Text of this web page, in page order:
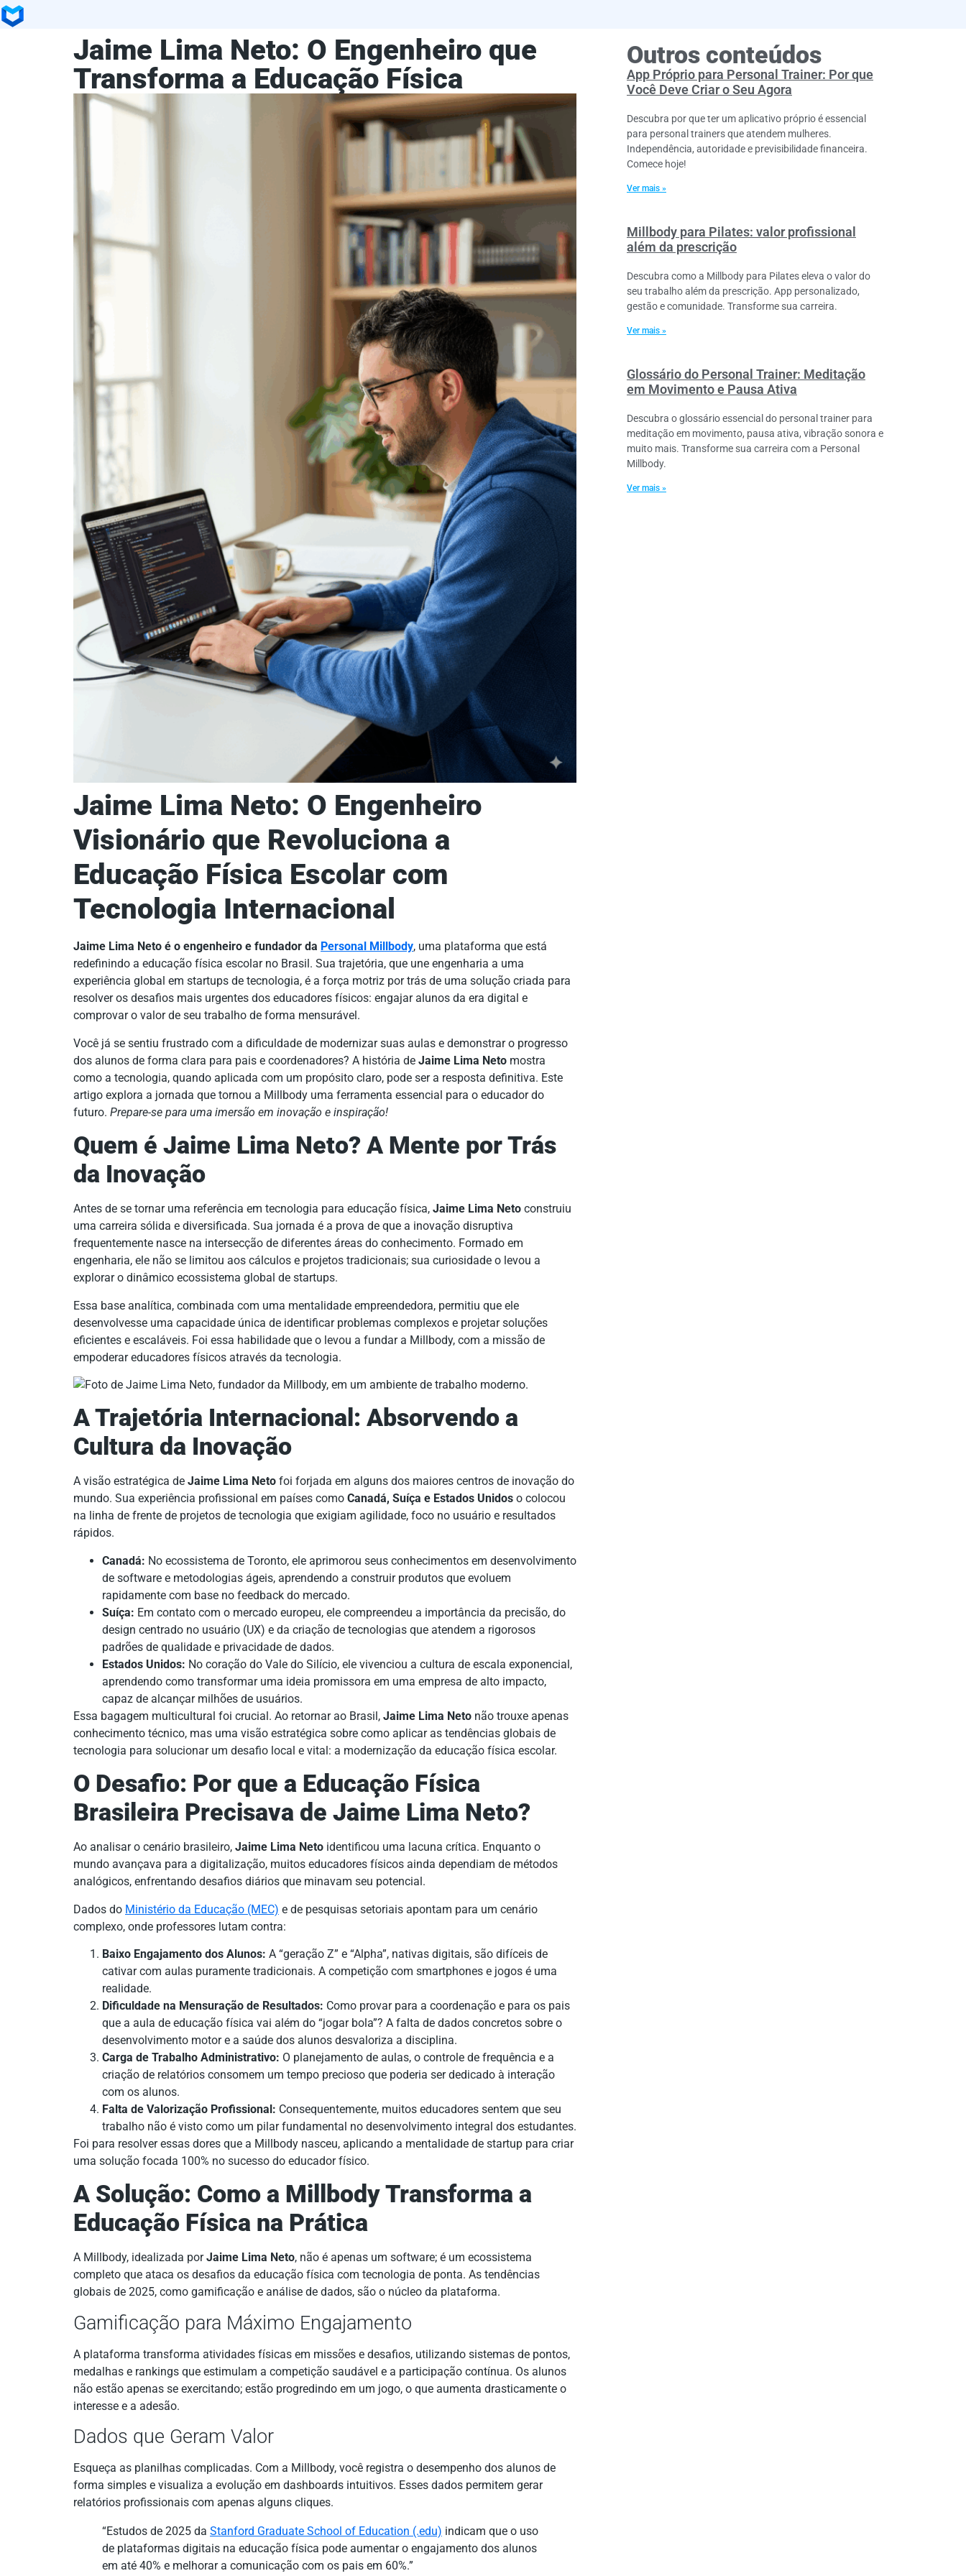
Jaime Lima Neto: O Engenheiro que
Transforma a Educação Física
Jaime Lima Neto: O Engenheiro
Visionário que Revoluciona a
Educação Física Escolar com
Tecnologia Internacional
Jaime Lima Neto é o engenheiro e fundador da Personal Millbody, uma plataforma que está
redefinindo a educação física escolar no Brasil. Sua trajetória, que une engenharia a uma
experiência global em startups de tecnologia, é a força motriz por trás de uma solução criada para
resolver os desafios mais urgentes dos educadores físicos: engajar alunos da era digital e
comprovar o valor de seu trabalho de forma mensurável.
Você já se sentiu frustrado com a dificuldade de modernizar suas aulas e demonstrar o progresso
dos alunos de forma clara para pais e coordenadores? A história de Jaime Lima Neto mostra
como a tecnologia, quando aplicada com um propósito claro, pode ser a resposta definitiva. Este
artigo explora a jornada que tornou a Millbody uma ferramenta essencial para o educador do
futuro. Prepare-se para uma imersão em inovação e inspiração!
Quem é Jaime Lima Neto? A Mente por Trás
da Inovação
Antes de se tornar uma referência em tecnologia para educação física, Jaime Lima Neto construiu
uma carreira sólida e diversificada. Sua jornada é a prova de que a inovação disruptiva
frequentemente nasce na intersecção de diferentes áreas do conhecimento. Formado em
engenharia, ele não se limitou aos cálculos e projetos tradicionais; sua curiosidade o levou a
explorar o dinâmico ecossistema global de startups.
Essa base analítica, combinada com uma mentalidade empreendedora, permitiu que ele
desenvolvesse uma capacidade única de identificar problemas complexos e projetar soluções
eficientes e escaláveis. Foi essa habilidade que o levou a fundar a Millbody, com a missão de
empoderar educadores físicos através da tecnologia.
A Trajetória Internacional: Absorvendo a
Cultura da Inovação
A visão estratégica de Jaime Lima Neto foi forjada em alguns dos maiores centros de inovação do
mundo. Sua experiência profissional em países como Canadá, Suíça e Estados Unidos o colocou
na linha de frente de projetos de tecnologia que exigiam agilidade, foco no usuário e resultados
rápidos.
Canadá: No ecossistema de Toronto, ele aprimorou seus conhecimentos em desenvolvimento
de software e metodologias ágeis, aprendendo a construir produtos que evoluem
rapidamente com base no feedback do mercado.
Suíça: Em contato com o mercado europeu, ele compreendeu a importância da precisão, do
design centrado no usuário (UX) e da criação de tecnologias que atendem a rigorosos
padrões de qualidade e privacidade de dados.
Estados Unidos: No coração do Vale do Silício, ele vivenciou a cultura de escala exponencial,
aprendendo como transformar uma ideia promissora em uma empresa de alto impacto,
capaz de alcançar milhões de usuários.
Essa bagagem multicultural foi crucial. Ao retornar ao Brasil, Jaime Lima Neto não trouxe apenas
conhecimento técnico, mas uma visão estratégica sobre como aplicar as tendências globais de
tecnologia para solucionar um desafio local e vital: a modernização da educação física escolar.
O Desafio: Por que a Educação Física
Brasileira Precisava de Jaime Lima Neto?
Ao analisar o cenário brasileiro, Jaime Lima Neto identificou uma lacuna crítica. Enquanto o
mundo avançava para a digitalização, muitos educadores físicos ainda dependiam de métodos
analógicos, enfrentando desafios diários que minavam seu potencial.
Dados do Ministério da Educação (MEC) e de pesquisas setoriais apontam para um cenário
complexo, onde professores lutam contra:
Baixo Engajamento dos Alunos: A “geração Z” e “Alpha”, nativas digitais, são difíceis de
cativar com aulas puramente tradicionais. A competição com smartphones e jogos é uma
realidade.
Dificuldade na Mensuração de Resultados: Como provar para a coordenação e para os pais
que a aula de educação física vai além do “jogar bola”? A falta de dados concretos sobre o
desenvolvimento motor e a saúde dos alunos desvaloriza a disciplina.
Carga de Trabalho Administrativo: O planejamento de aulas, o controle de frequência e a
criação de relatórios consomem um tempo precioso que poderia ser dedicado à interação
com os alunos.
Falta de Valorização Profissional: Consequentemente, muitos educadores sentem que seu
trabalho não é visto como um pilar fundamental no desenvolvimento integral dos estudantes.
Foi para resolver essas dores que a Millbody nasceu, aplicando a mentalidade de startup para criar
uma solução focada 100% no sucesso do educador físico.
A Solução: Como a Millbody Transforma a
Educação Física na Prática
A Millbody, idealizada porJaime Lima Neto, não é apenas um software; é um ecossistema
completo que ataca os desafios da educação física com tecnologia de ponta. As tendências
globais de 2025, como gamificação e análise de dados, são o núcleo da plataforma.
Gamificação para Máximo Engajamento
A plataforma transforma atividades físicas em missões e desafios, utilizando sistemas de pontos,
medalhas e rankings que estimulam a competição saudável e a participação contínua. Os alunos
não estão apenas se exercitando; estão progredindo em um jogo, o que aumenta drasticamente o
interesse e a adesão.
Dados que Geram Valor
Esqueça as planilhas complicadas. Com a Millbody, você registra o desempenho dos alunos de
forma simples e visualiza a evolução em dashboards intuitivos. Esses dados permitem gerar
relatórios profissionais com apenas alguns cliques.
“Estudos de 2025 da Stanford Graduate School of Education (.edu) indicam que o uso
de plataformas digitais na educação física pode aumentar o engajamento dos alunos
em até 40% e melhorar a comunicação com os pais em 60%.”
Outros conteúdos
App Próprio para Personal Trainer: Por que
Você Deve Criar o Seu Agora
Descubra por que ter um aplicativo próprio é essencial
para personal trainers que atendem mulheres.
Independência, autoridade e previsibilidade financeira.
Comece hoje!
Ver mais »
Millbody para Pilates: valor profissional
além da prescrição
Descubra como a Millbody para Pilates eleva o valor do
seu trabalho além da prescrição. App personalizado,
gestão e comunidade. Transforme sua carreira.
Ver mais »
Glossário do Personal Trainer: Meditação
em Movimento e Pausa Ativa
Descubra o glossário essencial do personal trainer para
meditação em movimento, pausa ativa, vibração sonora e
muito mais. Transforme sua carreira com a Personal
Millbody.
Ver mais »